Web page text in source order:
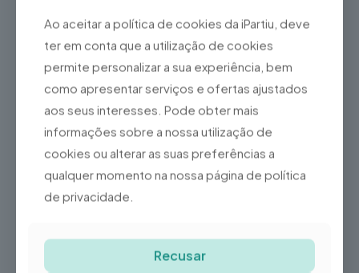
Informação adicional
Compatível, Vidro / Ecrã /
Touch Recondicionado,
Bateria, Capa Traseira,
Botões On/Off, Botões
Volume, Botão Silêncio,
Câmara Traseira, Lente da
Carregamento,
Vibração, Reparação
Placa-mãe, Intervenção
Ao aceitar a política de cookies da iPartiu, deve
ter em conta que a utilização de cookies
permite personalizar a sua experiência, bem
como apresentar serviços e ofertas ajustados
aos seus interesses. Pode obter mais
informações sobre a nossa utilização de
cookies ou alterar as suas preferências a
qualquer momento na nossa página de política
de privacidade.
Recusar